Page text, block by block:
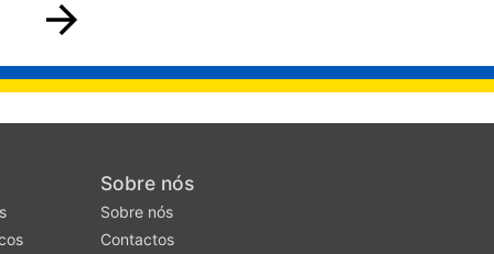
Sobre nós
Sobre nós
Contactos